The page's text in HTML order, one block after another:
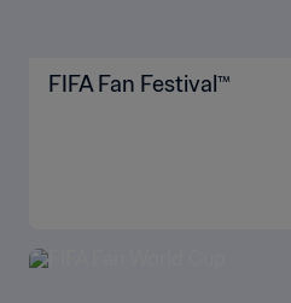
FIFA Fan Festival™